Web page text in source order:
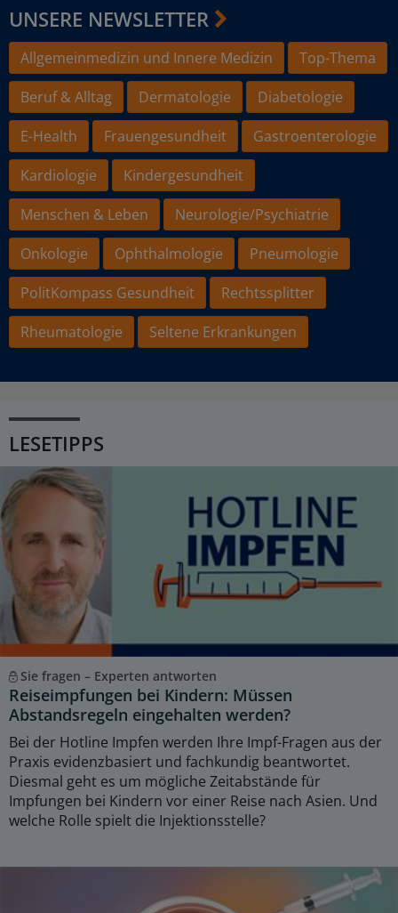
UNSERE NEWSLETTER
Allgemeinmedizin und Innere Medizin
Top-Thema
Beruf & Alltag
Dermatologie
Diabetologie
E-Health
Frauengesundheit
Gastroenterologie
Kardiologie
Kindergesundheit
Menschen & Leben
Neurologie/Psychiatrie
Onkologie
Ophthalmologie
Pneumologie
PolitKompass Gesundheit
Rechtssplitter
Rheumatologie
Seltene Erkrankungen
LESETIPPS
Sie fragen – Experten antworten
Reiseimpfungen bei Kindern: Müssen
Abstandsregeln eingehalten werden?
Bei der Hotline Impfen werden Ihre Impf-Fragen aus der
Praxis evidenzbasiert und fachkundig beantwortet.
Diesmal geht es um mögliche Zeitabstände für
Impfungen bei Kindern vor einer Reise nach Asien. Und
welche Rolle spielt die Injektionsstelle?